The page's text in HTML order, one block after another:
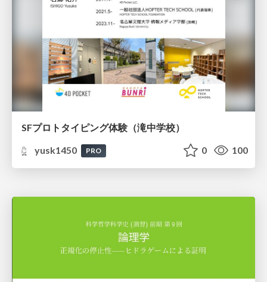
SFプロトタイピング体験（滝中学校）
yusk1450
PRO 0 100